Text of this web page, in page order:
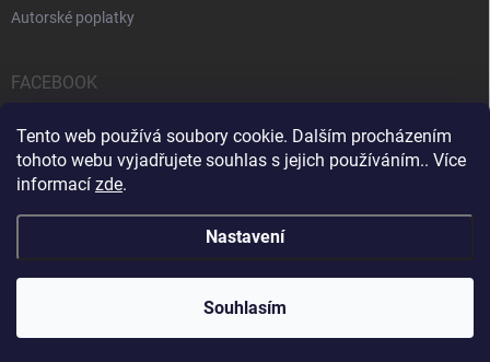
Tento web používá soubory cookie. Dalším procházením
tohoto webu vyjadřujete souhlas s jejich používáním.. Více
informací zde.
Nastavení
Souhlasím
Autorské poplatky
FACEBOOK
Servis počítačů a notebooků Čištění notebooků Kontakty
iPOPULAR.CZ . Všechna práva vyhrazena.